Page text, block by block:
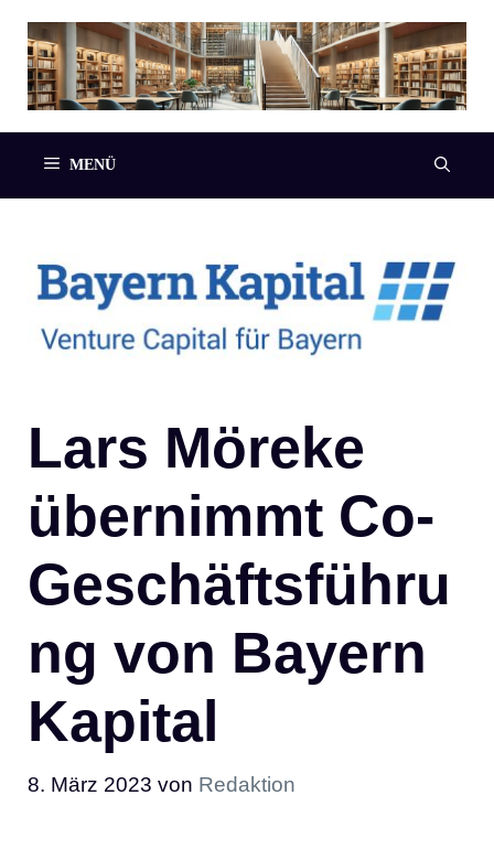
Inhalt
springen
MENÜ
Lars Möreke
übernimmt Co-
Geschäftsführu
ng von Bayern
Kapital
8. März 2023 von Redaktion